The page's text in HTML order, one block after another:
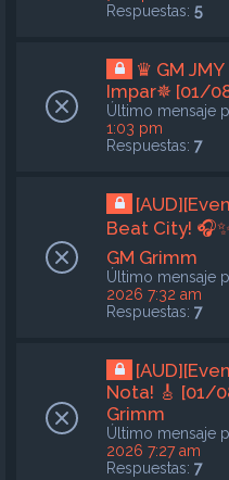
Respuestas: 5
♛ GM
Impar✵ [01/
Último mensaje
1:03 pm
Respuestas: 7
Beat City!
GM Grimm
Último mensaje
2026 7:32 am
Respuestas: 7
Nota! 🎸 [01/
Grimm
Último mensaje
2026 7:27 am
Respuestas: 7